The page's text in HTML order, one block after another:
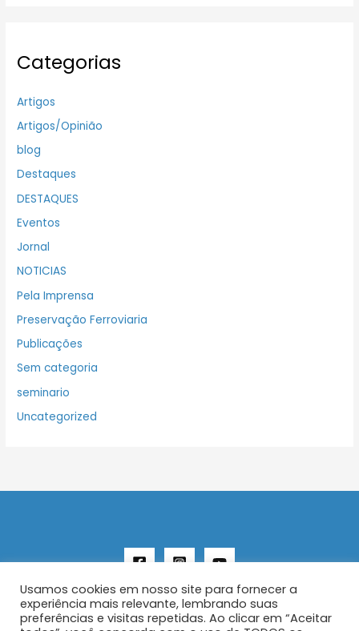
Categorias
Artigos
Artigos/Opinião
blog
Destaques
DESTAQUES
Eventos
Jornal
NOTICIAS
Pela Imprensa
Preservação Ferroviaria
Publicações
Sem categoria
seminario
Uncategorized
Usamos cookies em nosso site para fornecer a
experiência mais relevante, lembrando suas
preferências e visitas repetidas. Ao clicar em “Aceitar